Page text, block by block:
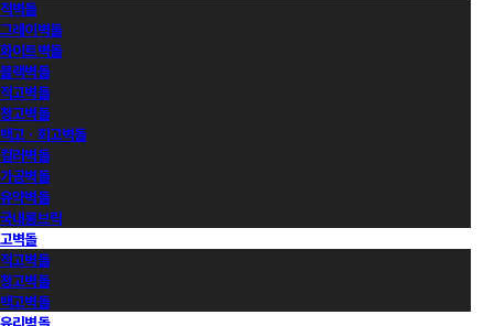
적벽돌
그레이벽돌
화이트벽돌
블랙벽돌
적고벽돌
청고벽돌
백고ㆍ회고벽돌
컬러벽돌
가공벽돌
유약벽돌
국내롱브릭
고벽돌
적고벽돌
청고벽돌
백고벽돌